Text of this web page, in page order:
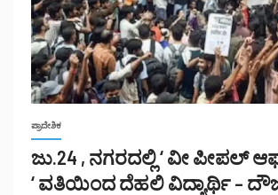
ಪ್ರಾದೇಶಿಕ
ಜು.24 , ನಗರದಲ್ಲಿ ‘ ವೀ ಪೀಪಲ್
‘ ವತಿಯಿಂದ ದೆಹಲಿ ವಿದ್ಯಾರ್ಥಿ –